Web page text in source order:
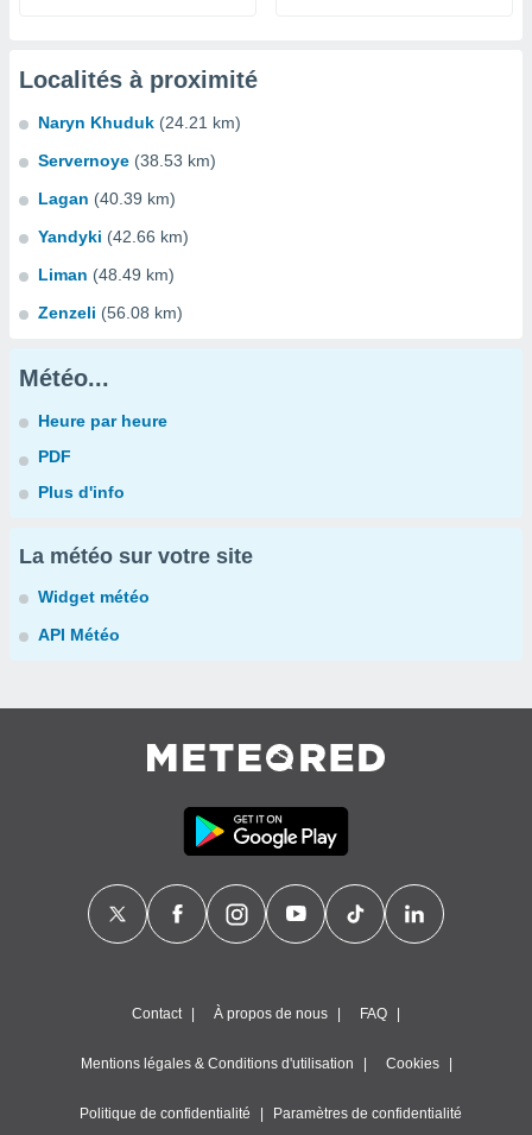
Localités à proximité
Naryn Khuduk (24.21 km)
Servernoye (38.53 km)
Lagan (40.39 km)
Yandyki (42.66 km)
Liman (48.49 km)
Zenzeli (56.08 km)
Météo...
Heure par heure
PDF
Plus d'info
La météo sur votre site
Widget météo
API Météo
Contact À propos de nous FAQ
Mentions légales & Conditions d'utilisation Cookies
Politique de confidentialité Paramètres de confidentialité